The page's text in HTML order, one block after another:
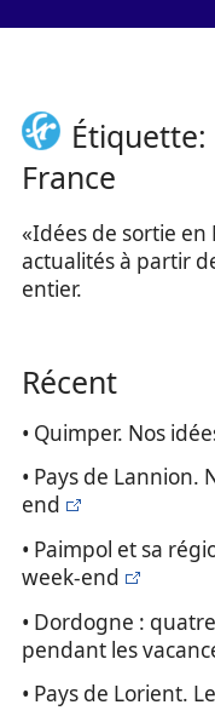
Étiquette:
France
«Idées de sortie en
actualités à partir
entier.
Récent
• Quimper. Nos
• Pays de Lannion.
end
• Paimpol et sa
week-end
• Dordogne :
pendant les
• Pays de Lorient.